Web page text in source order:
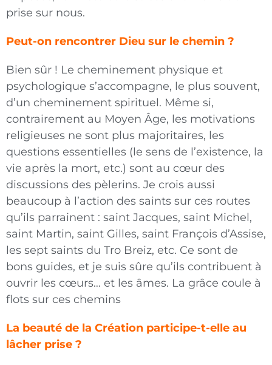
prise sur nous.
Peut-on rencontrer Dieu sur le chemin ?
Bien sûr ! Le cheminement physique et
psychologique s’accompagne, le plus souvent,
d’un cheminement spirituel. Même si,
contrairement au Moyen Âge, les motivations
religieuses ne sont plus majoritaires, les
questions essentielles (le sens de l’existence, la
vie après la mort, etc.) sont au cœur des
discussions des pèlerins. Je crois aussi
beaucoup à l’action des saints sur ces routes
qu’ils parrainent : saint Jacques, saint Michel,
saint Martin, saint Gilles, saint François d’Assise,
les sept saints du Tro Breiz, etc. Ce sont de
bons guides, et je suis sûre qu’ils contribuent à
ouvrir les cœurs… et les âmes. La grâce coule à
flots sur ces chemins
La beauté de la Création participe-t-elle au
lâcher prise ?